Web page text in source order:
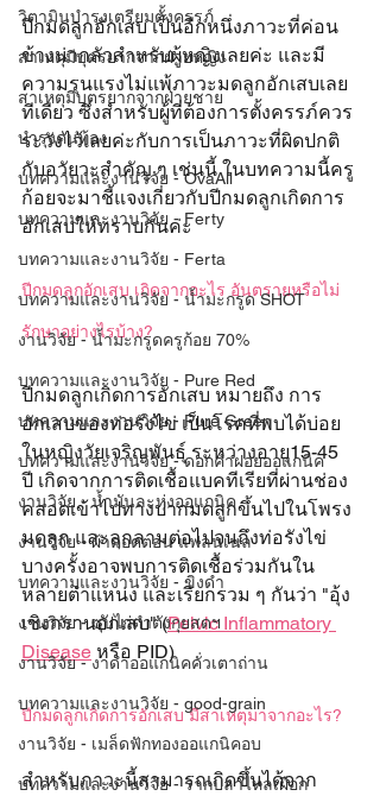
วิตามินบำรุงเตรียมตั้งครรภ์
สาเหตุมีบุตรยากจากฝ่ายหญิง
สาเหตุมีบุตรยากจากฝ่ายชาย
บำรุงคนท้อง
บทความและงานวิจัย - OvaAll
บทความและงานวิจัย - Ferty
บทความและงานวิจัย - Ferta
บทความและงานวิจัย - น้ำมะกรูด SHOT
งานวิจัย - น้ำมะกรูดครูก้อย 70%
บทความและงานวิจัย - Pure Red
บทความและงานวิจัย - Pure Green
บทความและงานวิจัย - ดอกคำฝอยออแกนิค
งานวิจัย - น้ำมันละหุ่งออแกนิค
งานวิจัย - ผ้าคอตตอน แฟลนเนล
บทความและงานวิจัย - ขิงดำ
งานวิจัย - ซุปไก่ดำตังกุยสดฯ
งานวิจัย - งาดำออแกนิคคั่วเตาถ่าน
บทความและงานวิจัย - good-grain
งานวิจัย - เมล็ดฟักทองออแกนิคอบ
บทความและงานวิจัย - รากปลาไหลเผือก
ปีกมดลูกอักเสบ เป็นอีกหนึ่งภาวะที่ค่อน
ข้างน่ากลัวสำหรับผู้หญิงเลยค่ะ และมี
ความรุนแรงไม่แพ้ภาวะมดลูกอักเสบเลย
ทีเดียว ซึ่งสำหรับผู้ที่ต้องการตั้งครรภ์ควร
ระวังไว้เลยค่ะกับการเป็นภาวะที่ผิดปกติ
กับอวัยวะสำคัญ ๆ เช่นนี้ ในบทความนี้ครู
ก้อยจะมาชี้แจงเกี่ยวกับปีกมดลูกเกิดการ
อักเสบให้ทราบกันค่ะ
ปีกมดลูกอักเสบ เกิดจากอะไร อันตรายหรือไม่
รักษาอย่างไรบ้าง?
ปีกมดลูกเกิดการอักเสบ หมายถึง การ
อักเสบของท่อรังไข่ เป็นโรคที่พบได้บ่อย
ในหญิงวัยเจริญพันธุ์ ระหว่างอายุ15-45
ปี เกิดจากการติดเชื้อแบคทีเรียที่ผ่านช่อง
คลอดเข้าไปทางปากมดลูกขึ้นไปในโพรง
มดลูก และลุกลามต่อไปจนถึงท่อรังไข่
บางครั้งอาจพบการติดเชื้อร่วมกันใน
หลายตำแหน่ง และเรียกรวม ๆ กันว่า "อุ้ง
เชิงกรานอักเสบ" (Pelvic Inflammatory
Disease หรือ PID)
ปีกมดลูกเกิดการอักเสบ มีสาเหตุมาจากอะไร?
สำหรับภาวะนี้สามารถเกิดขึ้นได้จาก